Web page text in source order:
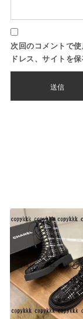
次回のコメントで
ドレス、サイトを保